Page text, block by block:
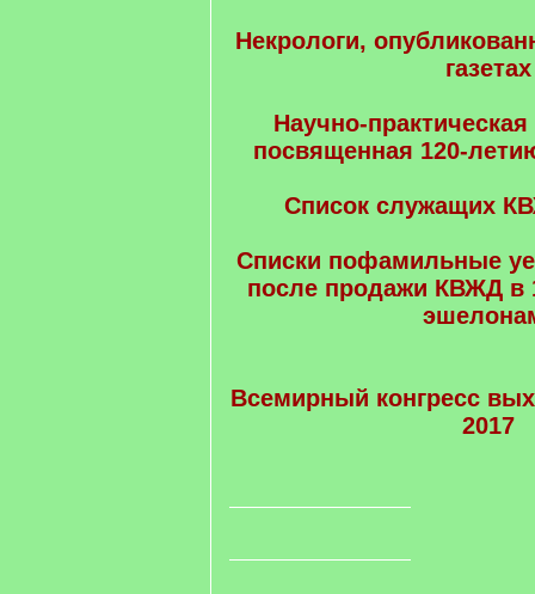
Некрологи,
газетах
Научно-
посвященная 120-
Список служащих
Списки пофамильные
после продажи КВЖД в
Всемирный конгресс
2017